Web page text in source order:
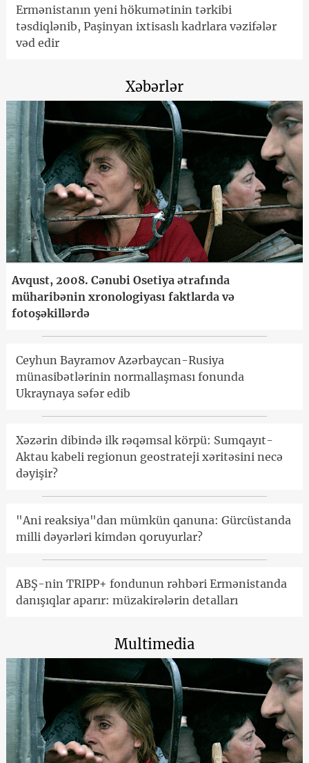
Ermənistanın yeni hökumətinin tərkibi
təsdiqlənib, Paşinyan ixtisaslı kadrlara vəzifələr
vəd edir
Xəbərlər
Avqust, 2008. Cənubi Osetiya ətrafında
müharibənin xronologiyası faktlarda və
fotoşəkillərdə
Ceyhun Bayramov Azərbaycan-Rusiya
münasibətlərinin normallaşması fonunda
Ukraynaya səfər edib
Xəzərin dibində ilk rəqəmsal körpü: Sumqayıt-
Aktau kabeli regionun geostrateji xəritəsini necə
dəyişir?
"Ani reaksiya"dan mümkün qanuna: Gürcüstanda
milli dəyərləri kimdən qoruyurlar?
ABŞ-nin TRIPP+ fondunun rəhbəri Ermənistanda
danışıqlar aparır: müzakirələrin detalları
Multimedia